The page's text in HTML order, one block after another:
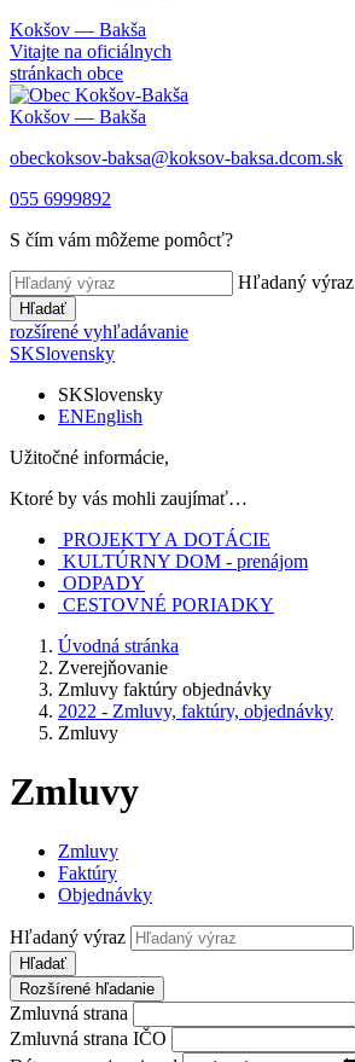
Kokšov — Bakša
Vitajte na oficiálnych
stránkach obce
Kokšov — Bakša
obeckoksov-baksa@koksov-baksa.dcom.sk
055 6999892
S čím vám môžeme pomôcť?
Hľadaný výraz
Hľadať
rozšírené vyhľadávanie
SKSlovensky
SKSlovensky
ENEnglish
Užitočné informácie,
Ktoré by vás mohli zaujímať…
PROJEKTY A DOTÁCIE
KULTÚRNY DOM - prenájom
ODPADY
CESTOVNÉ PORIADKY
Úvodná stránka
Zverejňovanie
Zmluvy faktúry objednávky
2022 - Zmluvy, faktúry, objednávky
Zmluvy
Zmluvy
Zmluvy
Faktúry
Objednávky
Hľadaný výraz
Hľadať
Rozšírené hľadanie
Zmluvná strana
Zmluvná strana IČO